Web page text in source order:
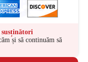
și să continuăm să